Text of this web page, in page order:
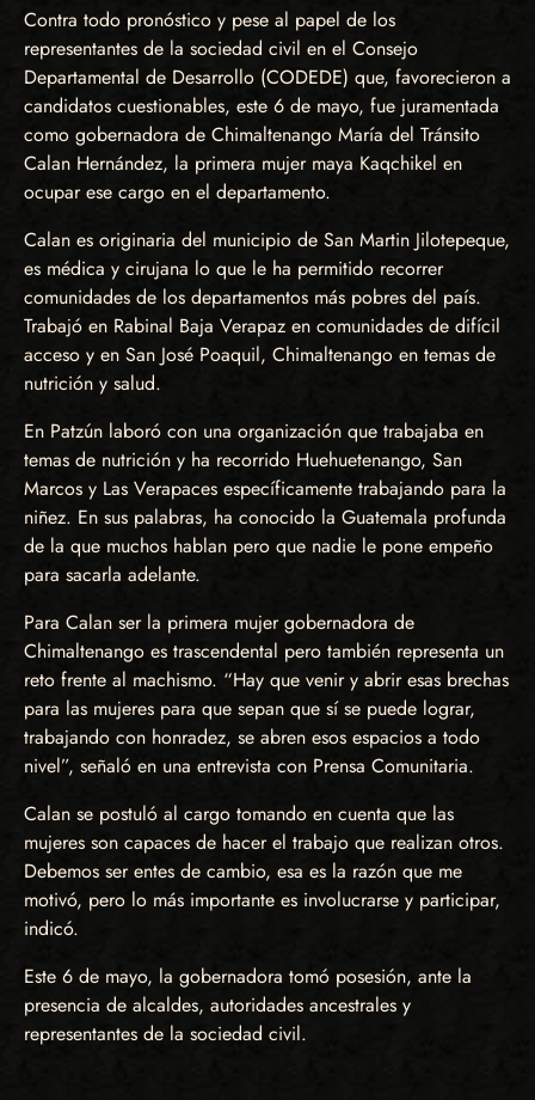
Contra todo pronóstico y pese al papel de los
representantes de la sociedad civil en el Consejo
Departamental de Desarrollo (CODEDE) que, favorecieron a
candidatos cuestionables, este 6 de mayo, fue juramentada
como gobernadora de Chimaltenango María del Tránsito
Calan Hernández, la primera mujer maya Kaqchikel en
ocupar ese cargo en el departamento.
Calan es originaria del municipio de San Martin Jilotepeque,
es médica y cirujana lo que le ha permitido recorrer
comunidades de los departamentos más pobres del país.
Trabajó en Rabinal Baja Verapaz en comunidades de difícil
acceso y en San José Poaquil, Chimaltenango en temas de
nutrición y salud.
En Patzún laboró con una organización que trabajaba en
temas de nutrición y ha recorrido Huehuetenango, San
Marcos y Las Verapaces específicamente trabajando para la
niñez. En sus palabras, ha conocido la Guatemala profunda
de la que muchos hablan pero que nadie le pone empeño
para sacarla adelante.
Para Calan ser la primera mujer gobernadora de
Chimaltenango es trascendental pero también representa un
reto frente al machismo. “Hay que venir y abrir esas brechas
para las mujeres para que sepan que sí se puede lograr,
trabajando con honradez, se abren esos espacios a todo
nivel”, señaló en una entrevista con Prensa Comunitaria.
Calan se postuló al cargo tomando en cuenta que las
mujeres son capaces de hacer el trabajo que realizan otros.
Debemos ser entes de cambio, esa es la razón que me
motivó, pero lo más importante es involucrarse y participar,
indicó.
Este 6 de mayo, la gobernadora tomó posesión, ante la
presencia de alcaldes, autoridades ancestrales y
representantes de la sociedad civil.